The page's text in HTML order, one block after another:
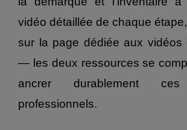
vidéo détaillée de chaque
sur la page dédiée aux vidéos
— les deux ressources se
ancrer durablement ces
professionnels.